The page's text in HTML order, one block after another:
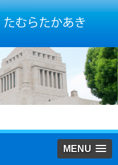
MENU